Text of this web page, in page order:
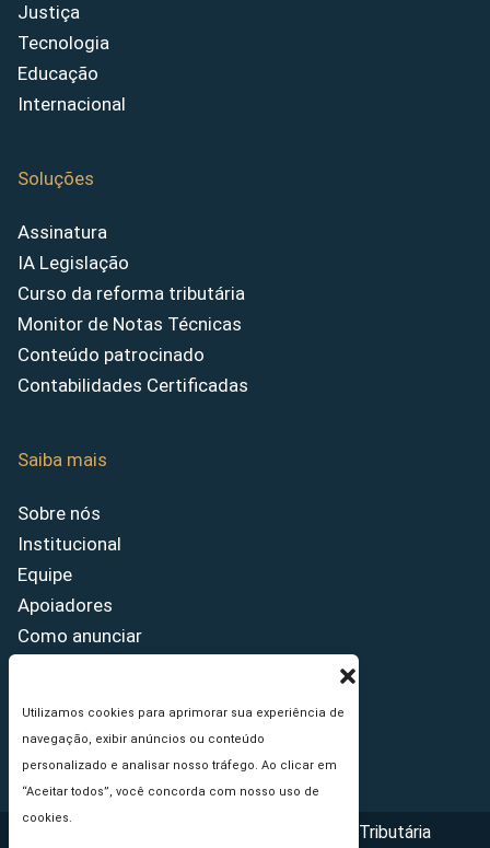
Utilizamos cookies para aprimorar sua experiência de
navegação, exibir anúncios ou conteúdo
personalizado e analisar nosso tráfego. Ao clicar em
“Aceitar todos”, você concorda com nosso uso de
cookies.
Justiça
Tecnologia
Educação
Internacional
Soluções
Assinatura
IA Legislação
Curso da reforma tributária
Monitor de Notas Técnicas
Conteúdo patrocinado
Contabilidades Certificadas
Saiba mais
Sobre nós
Institucional
Equipe
Apoiadores
Como anunciar
Princípios Editoriais
Copyright © 2026 - Portal da Reforma Tributária